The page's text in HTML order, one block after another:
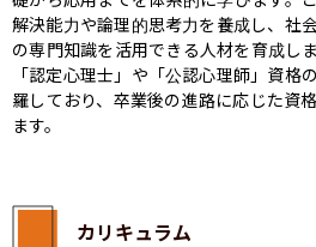
解決能力や論理的思考力を養成し、社
の専門知識を活用できる人材を育成し
「認定心理士」や「公認心理師」資格
羅しており、卒業後の進路に応じた資
ます。 ​
カリキュラム